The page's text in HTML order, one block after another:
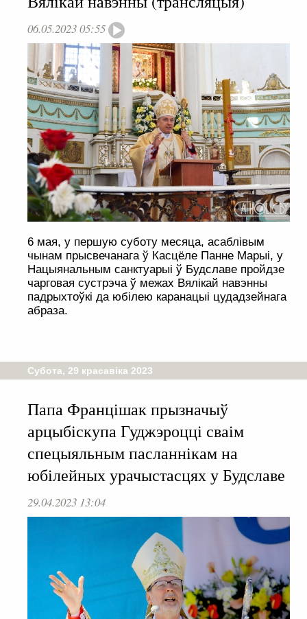
06.05.2023 05:55
6 мая, у першую суботу месяца, асаблівым
чынам прысвечанага ў Касцёле Панне Марыі, у
Нацыянальным санктуарыі ў Будславе пройдзе
чарговая сустрэча ў межах Вялікай навэнны
падрыхтоўкі да юбілею каранацыі цудадзейнага
абраза.
Субота, 29 красавіка 2023
Папа Францішак прызначыў
арцыбіскупа Гуджэроцці сваім
спецыяльным пасланнікам на
юбілейных урачыстасцях у Будславе
29.04.2023 13:04